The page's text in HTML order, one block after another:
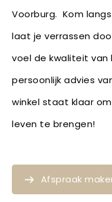
Voorburg. Kom
laat je verrassen
voel de kwaliteit
persoonlijk advies
winkel staat klaar
leven te brengen!
Afspraak